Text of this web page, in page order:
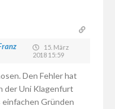
15. März
2018 15:59
Den Fehler hat
der Uni Klagenfurt
einfachen Gründen